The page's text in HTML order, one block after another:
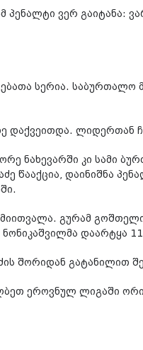
პენალტი ვერ გაიტანა:
სერია.
დაქვეითდა. ლიდერთან
ნახევარში კი სამი
წააქცია, დაინიშნა
გურამ
დაარტყა
შორიდან გატანილით
ეროვნულ ლიგაში